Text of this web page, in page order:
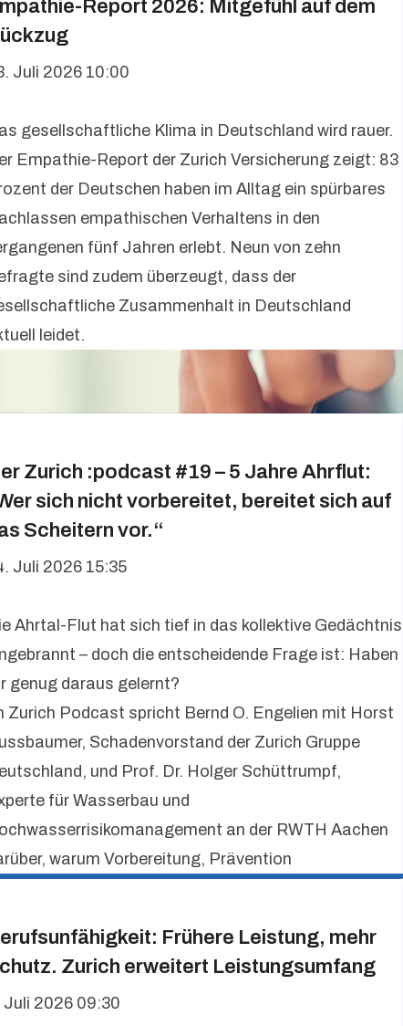
Report 2026: Mitgefühl auf dem
Juli 2026 10:00
gesellschaftliche Klima in Deutschland wird rauer.
Empathie-Report der Zurich Versicherung zeigt: 83
der Deutschen haben im Alltag ein spürbares
empathischen Verhaltens in den
fünf Jahren erlebt. Neun von zehn
sind zudem überzeugt, dass der
Zusammenhalt in Deutschland
leidet.
Zurich :podcast #19 – 5 Jahre Ahrflut:
sich nicht vorbereitet, bereitet sich auf
Scheitern vor.“
Juli 2026 15:35
Ahrtal-Flut hat sich tief in das kollektive Gedächtnis
– doch die entscheidende Frage ist: Haben
genug daraus gelernt?
Zurich Podcast spricht Bernd O. Engelien mit Horst
Schadenvorstand der Zurich Gruppe
und Prof. Dr. Holger Schüttrumpf,
für Wasserbau und
an der RWTH Aachen
warum Vorbereitung, Prävention
Frühere Leistung, mehr
Zurich erweitert Leistungsumfang
Juli 2026 09:30